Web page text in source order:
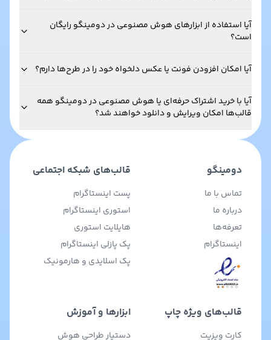
آیا استفاده از ابزارهای هوش مصنوعی در دومینگو رایگان
است؟
آیا امکان افزودن فونت یا عکس دلخواه خود را در طرح‌ها دارم؟
آیا با خرید اشتراک حرفه‌ای یا هوش مصنوعی در دومینگو همه
قالب‌ها امکان ویرایش و دانلود خواهند شد؟
دومینگو
تماس با ما
درباره ما
تعرفه‌ها
اینستاگرام
قالب‌های شبکه اجتماعی
پست اینستاگرام
استوری اینستاگرام
هایلایت استوری
پک پازلی اینستاگرام
پک اسلایدی و هارمونیک
قالب‌های ویژه چاپ
کارت ویزیت
ابزارها و آموزش
دستیار طراحی هوش